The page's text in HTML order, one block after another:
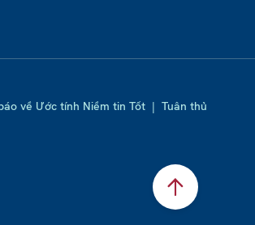
về Ước tính Niềm tin Tốt | Tuân thủ